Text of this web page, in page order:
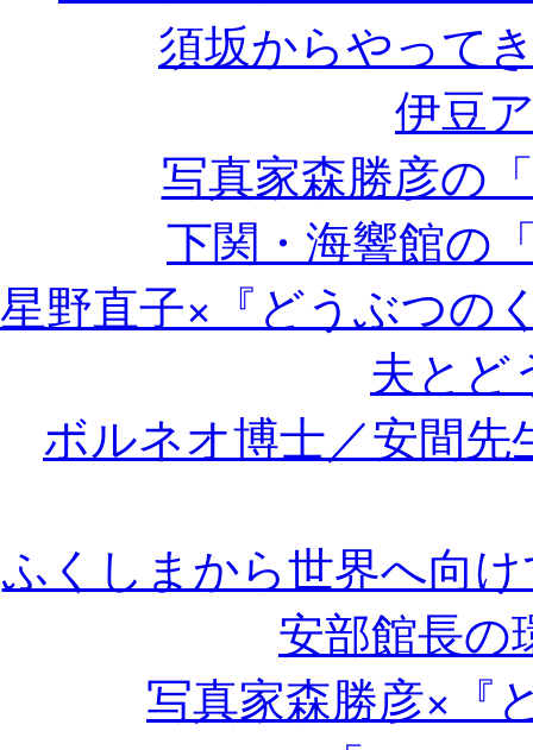
須坂からやって
伊豆
写真家森勝彦の
下関・海響館の
星野直子×『どうぶつの
夫とど
ボルネオ博士／安間
ふくしまから世界へ向
安部館長の
写真家森勝彦×『